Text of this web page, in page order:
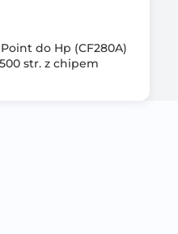
do Hp (CF280A)
str. z chipem